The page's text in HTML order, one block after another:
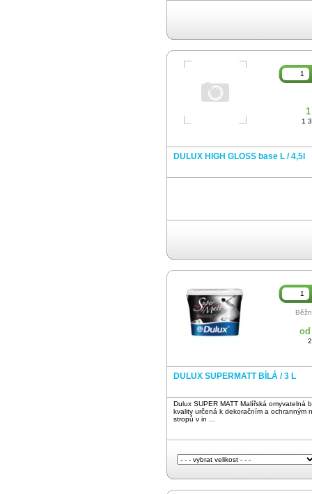
DULUX HIGH GLOSS base L / 4,5l
1
DULUX SUPERMATT BÍLÁ / 3 L
Dulux SUPER MATT Malířská omyvatelná
kvality určená k dekoračním a ochranným
stropů v in ...